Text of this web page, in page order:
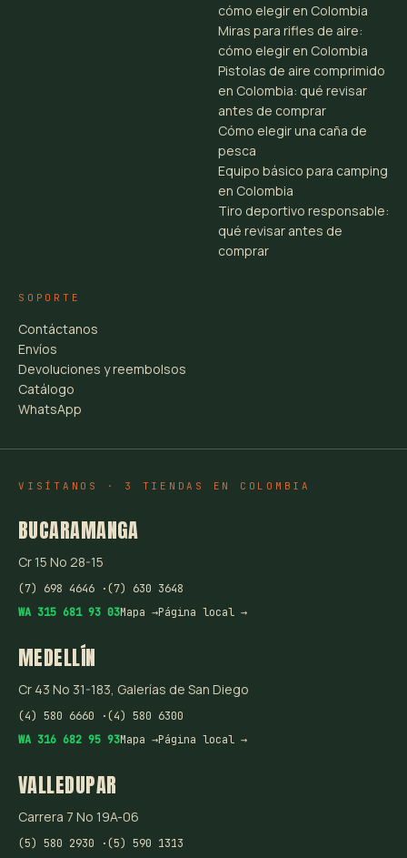
cómo elegir en Colombia
Miras para rifles de aire:
cómo elegir en Colombia
Pistolas de aire comprimido
en Colombia: qué revisar
antes de comprar
Cómo elegir una caña de
pesca
Equipo básico para camping
en Colombia
Tiro deportivo responsable:
qué revisar antes de
comprar
SOPORTE
Contáctanos
Envíos
Devoluciones y reembolsos
Catálogo
WhatsApp
VISÍTANOS · 3 TIENDAS EN COLOMBIA
BUCARAMANGA
Cr 15 No 28-15
(7) 698 4646 ·(7) 630 3648
WA 315 681 93 03Mapa →Página local →
MEDELLÍN
Cr 43 No 31-183, Galerías de San Diego
(4) 580 6660 ·(4) 580 6300
WA 316 682 95 93Mapa →Página local →
VALLEDUPAR
Carrera 7 No 19A-06
(5) 580 2930 ·(5) 590 1313